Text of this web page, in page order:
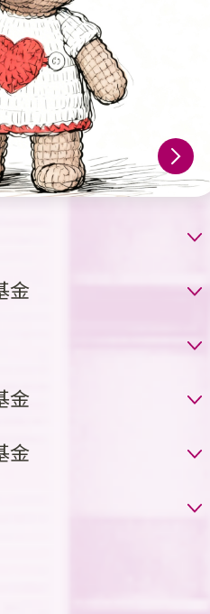
金
金
金